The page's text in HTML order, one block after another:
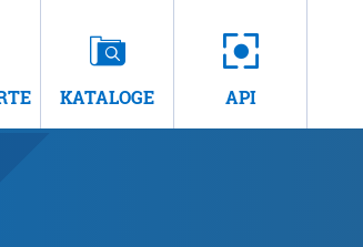
KATALOGE API